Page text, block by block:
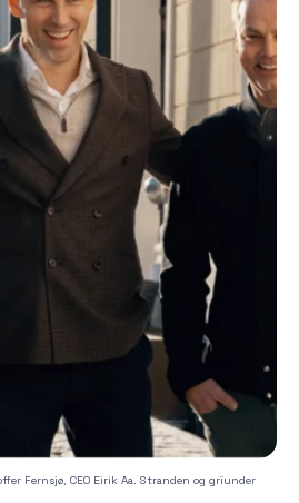
Fernsjø, CEO Eirik Aa. Stranden og grïunder